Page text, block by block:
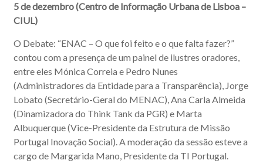
5 de dezembro (Centro de Informação Urbana de Lisboa –
CIUL)
O Debate: “ENAC – O que foi feito e o que falta fazer?”
contou com a presença de um painel de ilustres oradores,
entre eles Mónica Correia e Pedro Nunes
(Administradores da Entidade para a Transparência), Jorge
Lobato (Secretário-Geral do MENAC), Ana Carla Almeida
(Dinamizadora do Think Tank da PGR) e Marta
Albuquerque (Vice-Presidente da Estrutura de Missão
Portugal Inovação Social). A moderação da sessão esteve a
cargo de Margarida Mano, Presidente da TI Portugal.